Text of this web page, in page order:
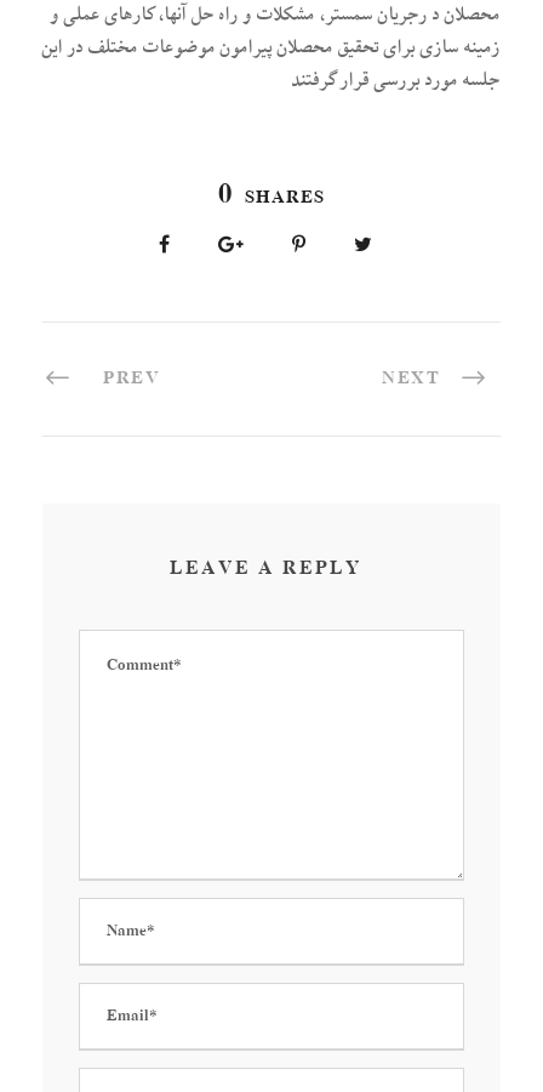
محصلان د رجریان سمستر، مشکلات و راه حل آنها، کارهای عملی و
زمینه سازی برای تحقیق محصلان پیرامون موضوعات مختلف در این
جلسه مورد بررسی قرار گرفتند
0 SHARES
PREV NEXT
LEAVE A REPLY